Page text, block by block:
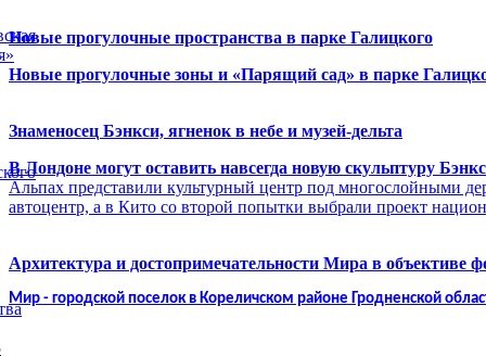
Новые прогулочные пространства в парке Галицкого
Новые прогулочные зоны и «Парящий сад» в парке
Знаменосец Бэнкси, ягненок в небе и музей-дельта
В Лондоне могут оставить навсегда новую скульптуру
Альпах представили культурный центр под многослойными
автоцентр, а в Кито со второй попытки выбрали проект
Архитектура и достопримечательности Мира в объективе
Мир - городской поселок в Кореличском районе Гродненской